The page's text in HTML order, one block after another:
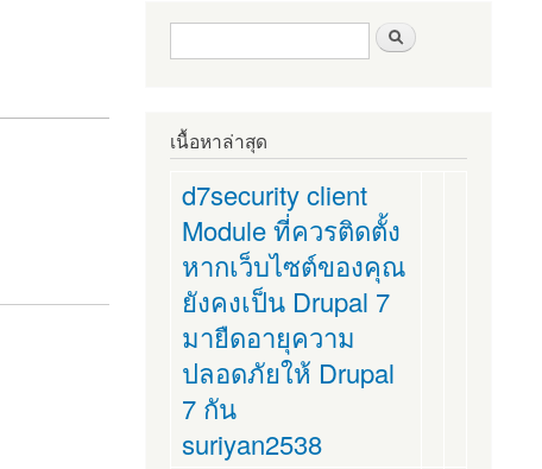
ฟอร์มค้นหา
เนื้อหาล่าสุด
d7security client
Module ที่ควรติดตั้ง
หากเว็บไซต์ของคุณ
ยังคงเป็น Drupal 7
มายืดอายุความ
ปลอดภัยให้ Drupal
7 กัน
suriyan2538